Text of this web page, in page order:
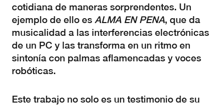
cotidiana de maneras sorprendentes. Un
ejemplo de ello es ALMA EN PENA, que da
musicalidad a las interferencias electrónicas
de un PC y las transforma en un ritmo en
sintonía con palmas aflamencadas y voces
robóticas.
Este trabajo no solo es un testimonio de su